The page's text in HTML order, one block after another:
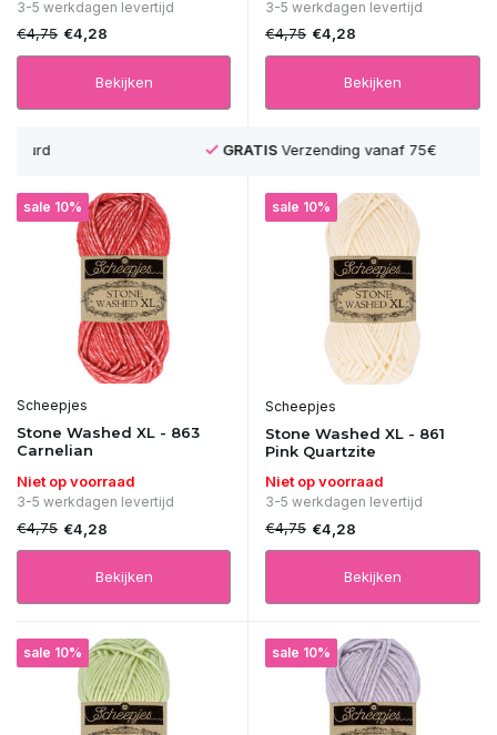
3-5 werkdagen levertijd
€4,75 €4,28
Bekijken
3-5 werkdagen levertijd
€4,75 €4,28
Bekijken
GRATISVerzending vanaf 75€
sale 10%
Scheepjes
Stone Washed XL - 863
Carnelian
Niet op voorraad
3-5 werkdagen levertijd
€4,75 €4,28
Bekijken
sale 10%
Scheepjes
Stone Washed XL - 861
Pink Quartzite
Niet op voorraad
3-5 werkdagen levertijd
€4,75 €4,28
Bekijken
sale 10% sale 10%